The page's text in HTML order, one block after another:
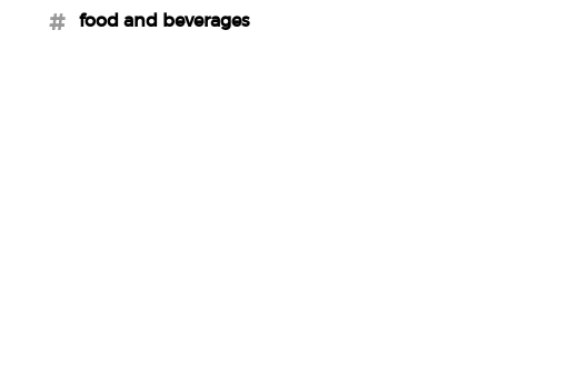
#food and beverages